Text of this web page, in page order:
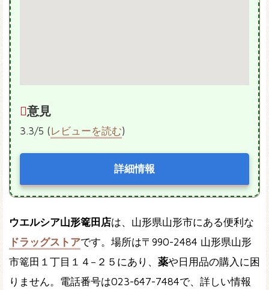
意見
3.3/5 (レビューを読む)
詳細情報
ウエルシア山形篭田店は、山形県山形市にある便利な
ドラッグストアです。場所は〒990-2484 山形県山形
市篭田１丁目１４−２５にあり、 薬や日用品の購入に困
りません。電話番号は023-647-7484で、詳しい情報